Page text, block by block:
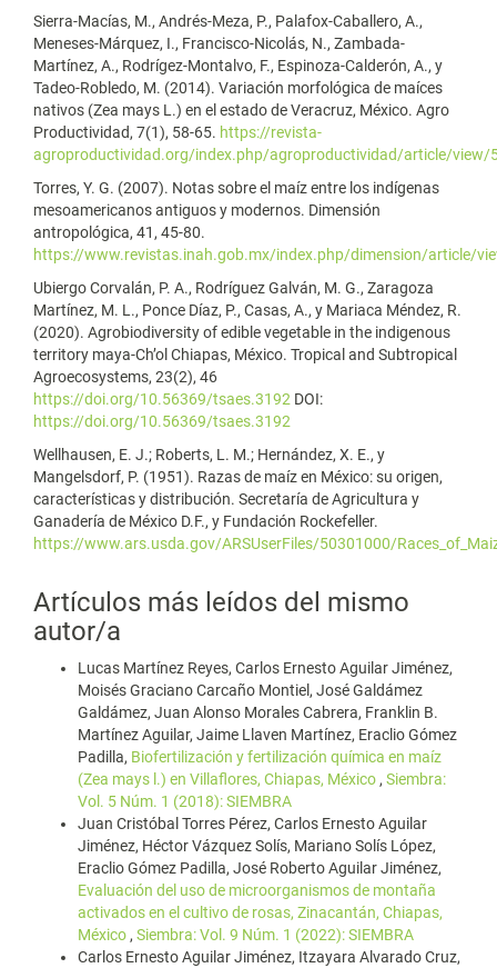
Sierra-Macías, M., Andrés-Meza, P., Palafox-Caballero, A.,
Meneses-Márquez, I., Francisco-Nicolás, N., Zambada-
Martínez, A., Rodrígez-Montalvo, F., Espinoza-Calderón, A., y
Tadeo-Robledo, M. (2014). Variación morfológica de maíces
nativos (Zea mays L.) en el estado de Veracruz, México. Agro
Productividad, 7(1), 58-65. https://revista-
agroproductividad.org/index.php/agroproductividad/article/view/
Torres, Y. G. (2007). Notas sobre el maíz entre los indígenas
mesoamericanos antiguos y modernos. Dimensión
antropológica, 41, 45-80.
https://www.revistas.inah.gob.mx/index.php/dimension/article/
Ubiergo Corvalán, P. A., Rodríguez Galván, M. G., Zaragoza
Martínez, M. L., Ponce Díaz, P., Casas, A., y Mariaca Méndez, R.
(2020). Agrobiodiversity of edible vegetable in the indigenous
territory maya-Ch’ol Chiapas, México. Tropical and Subtropical
Agroecosystems, 23(2), 46
https://doi.org/10.56369/tsaes.3192 DOI:
https://doi.org/10.56369/tsaes.3192
Wellhausen, E. J.; Roberts, L. M.; Hernández, X. E., y
Mangelsdorf, P. (1951). Razas de maíz en México: su origen,
características y distribución. Secretaría de Agricultura y
Ganadería de México D.F., y Fundación Rockefeller.
https://www.ars.usda.gov/ARSUserFiles/50301000/
Artículos más leídos del mismo
autor/a
Lucas Martínez Reyes, Carlos Ernesto Aguilar Jiménez,
Moisés Graciano Carcaño Montiel, José Galdámez
Galdámez, Juan Alonso Morales Cabrera, Franklin B.
Martínez Aguilar, Jaime Llaven Martínez, Eraclio Gómez
Padilla, Biofertilización y fertilización química en maíz
(Zea mays l.) en Villaflores, Chiapas, México, Siembra:
Vol. 5 Núm. 1 (2018): SIEMBRA
Juan Cristóbal Torres Pérez, Carlos Ernesto Aguilar
Jiménez, Héctor Vázquez Solís, Mariano Solís López,
Eraclio Gómez Padilla, José Roberto Aguilar Jiménez,
Evaluación del uso de microorganismos de montaña
activados en el cultivo de rosas, Zinacantán, Chiapas,
México, Siembra: Vol. 9 Núm. 1 (2022): SIEMBRA
Carlos Ernesto Aguilar Jiménez, Itzayara Alvarado Cruz,